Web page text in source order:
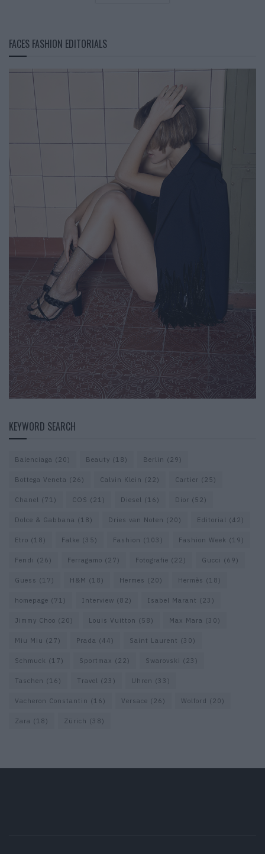
FACES FASHION EDITORIALS
KEYWORD SEARCH
Balenciaga (20) Beauty (18) Berlin (29)
Bottega Veneta (26) Calvin Klein (22) Cartier (25)
Chanel (71) COS (21) Diesel (16) Dior (52)
Dolce & Gabbana (18) Dries van Noten (20) Editorial (42)
Etro (18) Falke (35) Fashion (103) Fashion Week (19)
Fendi (26) Ferragamo (27) Fotografie (22) Gucci (69)
Guess (17) H&M (18) Hermes (20) Hermès (18)
homepage (71) Interview (82) Isabel Marant (23)
Jimmy Choo (20) Louis Vuitton (58) Max Mara (30)
Miu Miu (27) Prada (44) Saint Laurent (30)
Schmuck (17) Sportmax (22) Swarovski (23)
Taschen (16) Travel (23) Uhren (33)
Vacheron Constantin (16) Versace (26) Wolford (20)
Zara (18) Zürich (38)